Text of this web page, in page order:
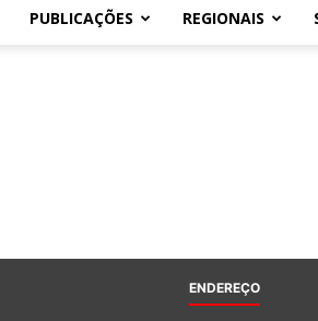
PUBLICAÇÕES REGIONAIS
ENDEREÇO